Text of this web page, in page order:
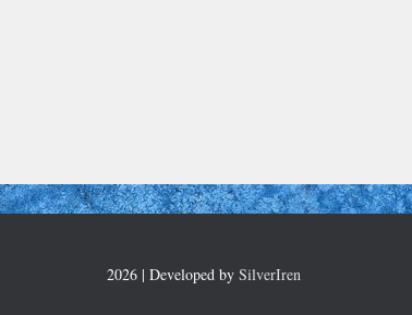
2026 | Developed by SilverIren